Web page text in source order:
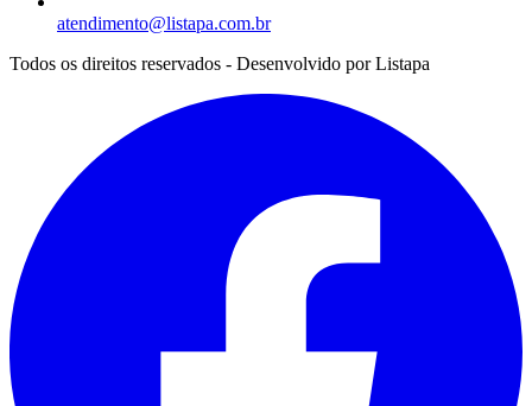
atendimento@listapa.com.br
Todos os direitos reservados - Desenvolvido porListapa